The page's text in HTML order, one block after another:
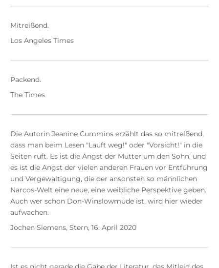
Mitreißend.
Los Angeles Times
Packend.
The Times
Die Autorin Jeanine Cummins erzählt das so mitreißend,
dass man beim Lesen "Lauft weg!" oder "Vorsicht!" in die
Seiten ruft. Es ist die Angst der Mutter um den Sohn, und
es ist die Angst der vielen anderen Frauen vor Entführung
und Vergewaltigung, die der ansonsten so männlichen
Narcos-Welt eine neue, eine weibliche Perspektive geben.
Auch wer schon Don-Winslowmüde ist, wird hier wieder
aufwachen.
Jochen Siemens, Stern, 16. April 2020